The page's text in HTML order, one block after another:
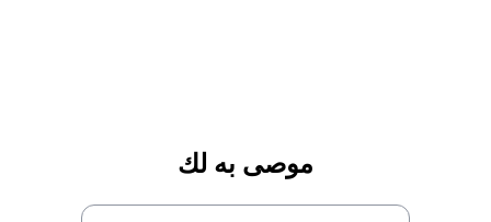
موصى به لك